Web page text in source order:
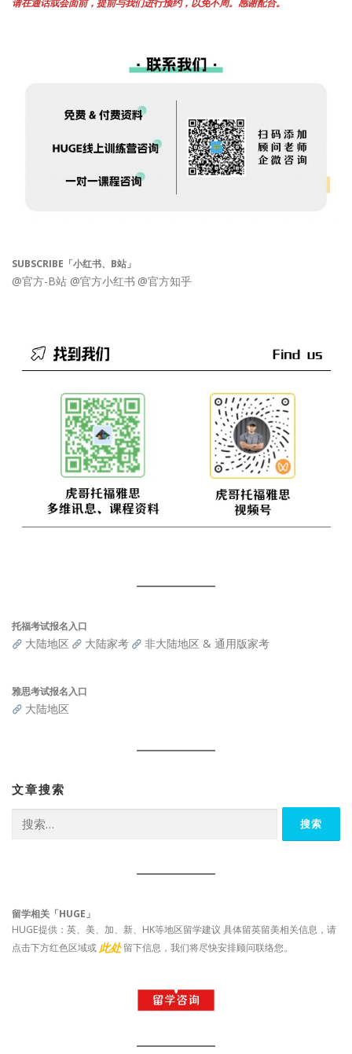
请在通话或会面前，提前与我们进行预约，以免不周。感谢配合。
SUBSCRIBE「小红书、B站」
@官方-B站 @官方小红书 @官方知乎
托福考试报名入口
大陆地区 大陆家考 非大陆地区 & 通用版家考
雅思考试报名入口
大陆地区
文章搜索
索：
留学相关「HUGE」
HUGE提供：英、美、加、新、HK等地区留学建议 具体留英留美相关信息，请
点击下方红色区域或 此处 留下信息，我们将尽快安排顾问联络您。